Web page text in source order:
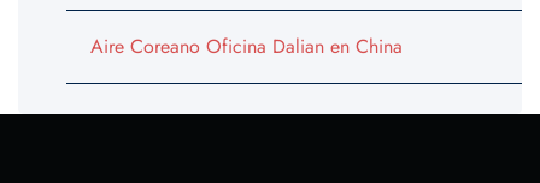
Aire Coreano Oficina Dalian en China